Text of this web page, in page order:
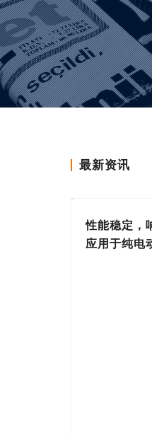
最新资讯
性能稳定，
应用于纯电